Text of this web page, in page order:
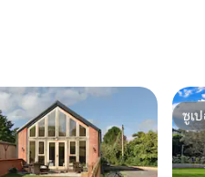
ซูเ
ซูเ